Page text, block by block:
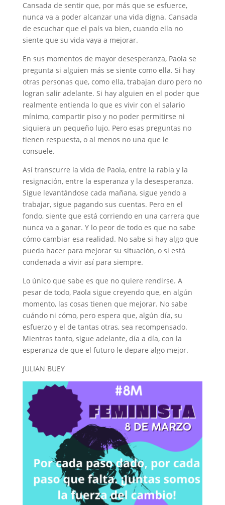
Cansada de sentir que, por más que se esfuerce,
nunca va a poder alcanzar una vida digna. Cansada
de escuchar que el país va bien, cuando ella no
siente que su vida vaya a mejorar.
En sus momentos de mayor desesperanza, Paola se
pregunta si alguien más se siente como ella. Si hay
otras personas que, como ella, trabajan duro pero no
logran salir adelante. Si hay alguien en el poder que
realmente entienda lo que es vivir con el salario
mínimo, compartir piso y no poder permitirse ni
siquiera un pequeño lujo. Pero esas preguntas no
tienen respuesta, o al menos no una que le
consuele.
Así transcurre la vida de Paola, entre la rabia y la
resignación, entre la esperanza y la desesperanza.
Sigue levantándose cada mañana, sigue yendo a
trabajar, sigue pagando sus cuentas. Pero en el
fondo, siente que está corriendo en una carrera que
nunca va a ganar. Y lo peor de todo es que no sabe
cómo cambiar esa realidad. No sabe si hay algo que
pueda hacer para mejorar su situación, o si está
condenada a vivir así para siempre.
Lo único que sabe es que no quiere rendirse. A
pesar de todo, Paola sigue creyendo que, en algún
momento, las cosas tienen que mejorar. No sabe
cuándo ni cómo, pero espera que, algún día, su
esfuerzo y el de tantas otras, sea recompensado.
Mientras tanto, sigue adelante, día a día, con la
esperanza de que el futuro le depare algo mejor.
JULIAN BUEY